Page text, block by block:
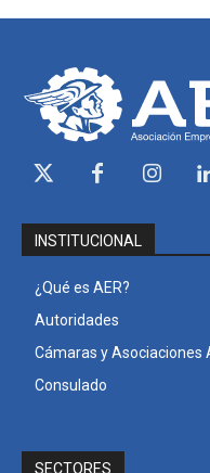
INSTITUCIONAL
¿Qué es AER?
Autoridades
Cámaras y Asociaciones
Consulado
SECTORES